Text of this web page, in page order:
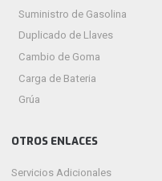
Suministro de Gasolina
Duplicado de Llaves
Cambio de Goma
Carga de Bateria
Grúa
OTROS ENLACES
Servicios Adicionales